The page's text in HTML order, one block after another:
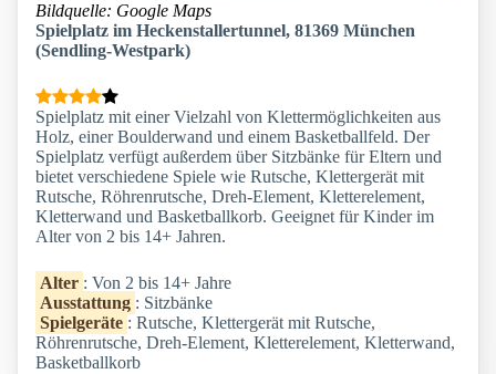
Bildquelle: Google Maps
Spielplatz im Heckenstallertunnel, 81369 München
(Sendling-Westpark)
Spielplatz mit einer Vielzahl von Klettermöglichkeiten aus
Holz, einer Boulderwand und einem Basketballfeld. Der
Spielplatz verfügt außerdem über Sitzbänke für Eltern und
bietet verschiedene Spiele wie Rutsche, Klettergerät mit
Rutsche, Röhrenrutsche, Dreh-Element, Kletterelement,
Kletterwand und Basketballkorb. Geeignet für Kinder im
Alter von 2 bis 14+ Jahren.
Alter : Von 2 bis 14+ Jahre
Ausstattung : Sitzbänke
Spielgeräte : Rutsche, Klettergerät mit Rutsche,
Röhrenrutsche, Dreh-Element, Kletterelement, Kletterwand,
Basketballkorb